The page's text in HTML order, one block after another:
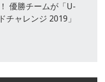
優勝チームが「U-
チャレンジ 2019」